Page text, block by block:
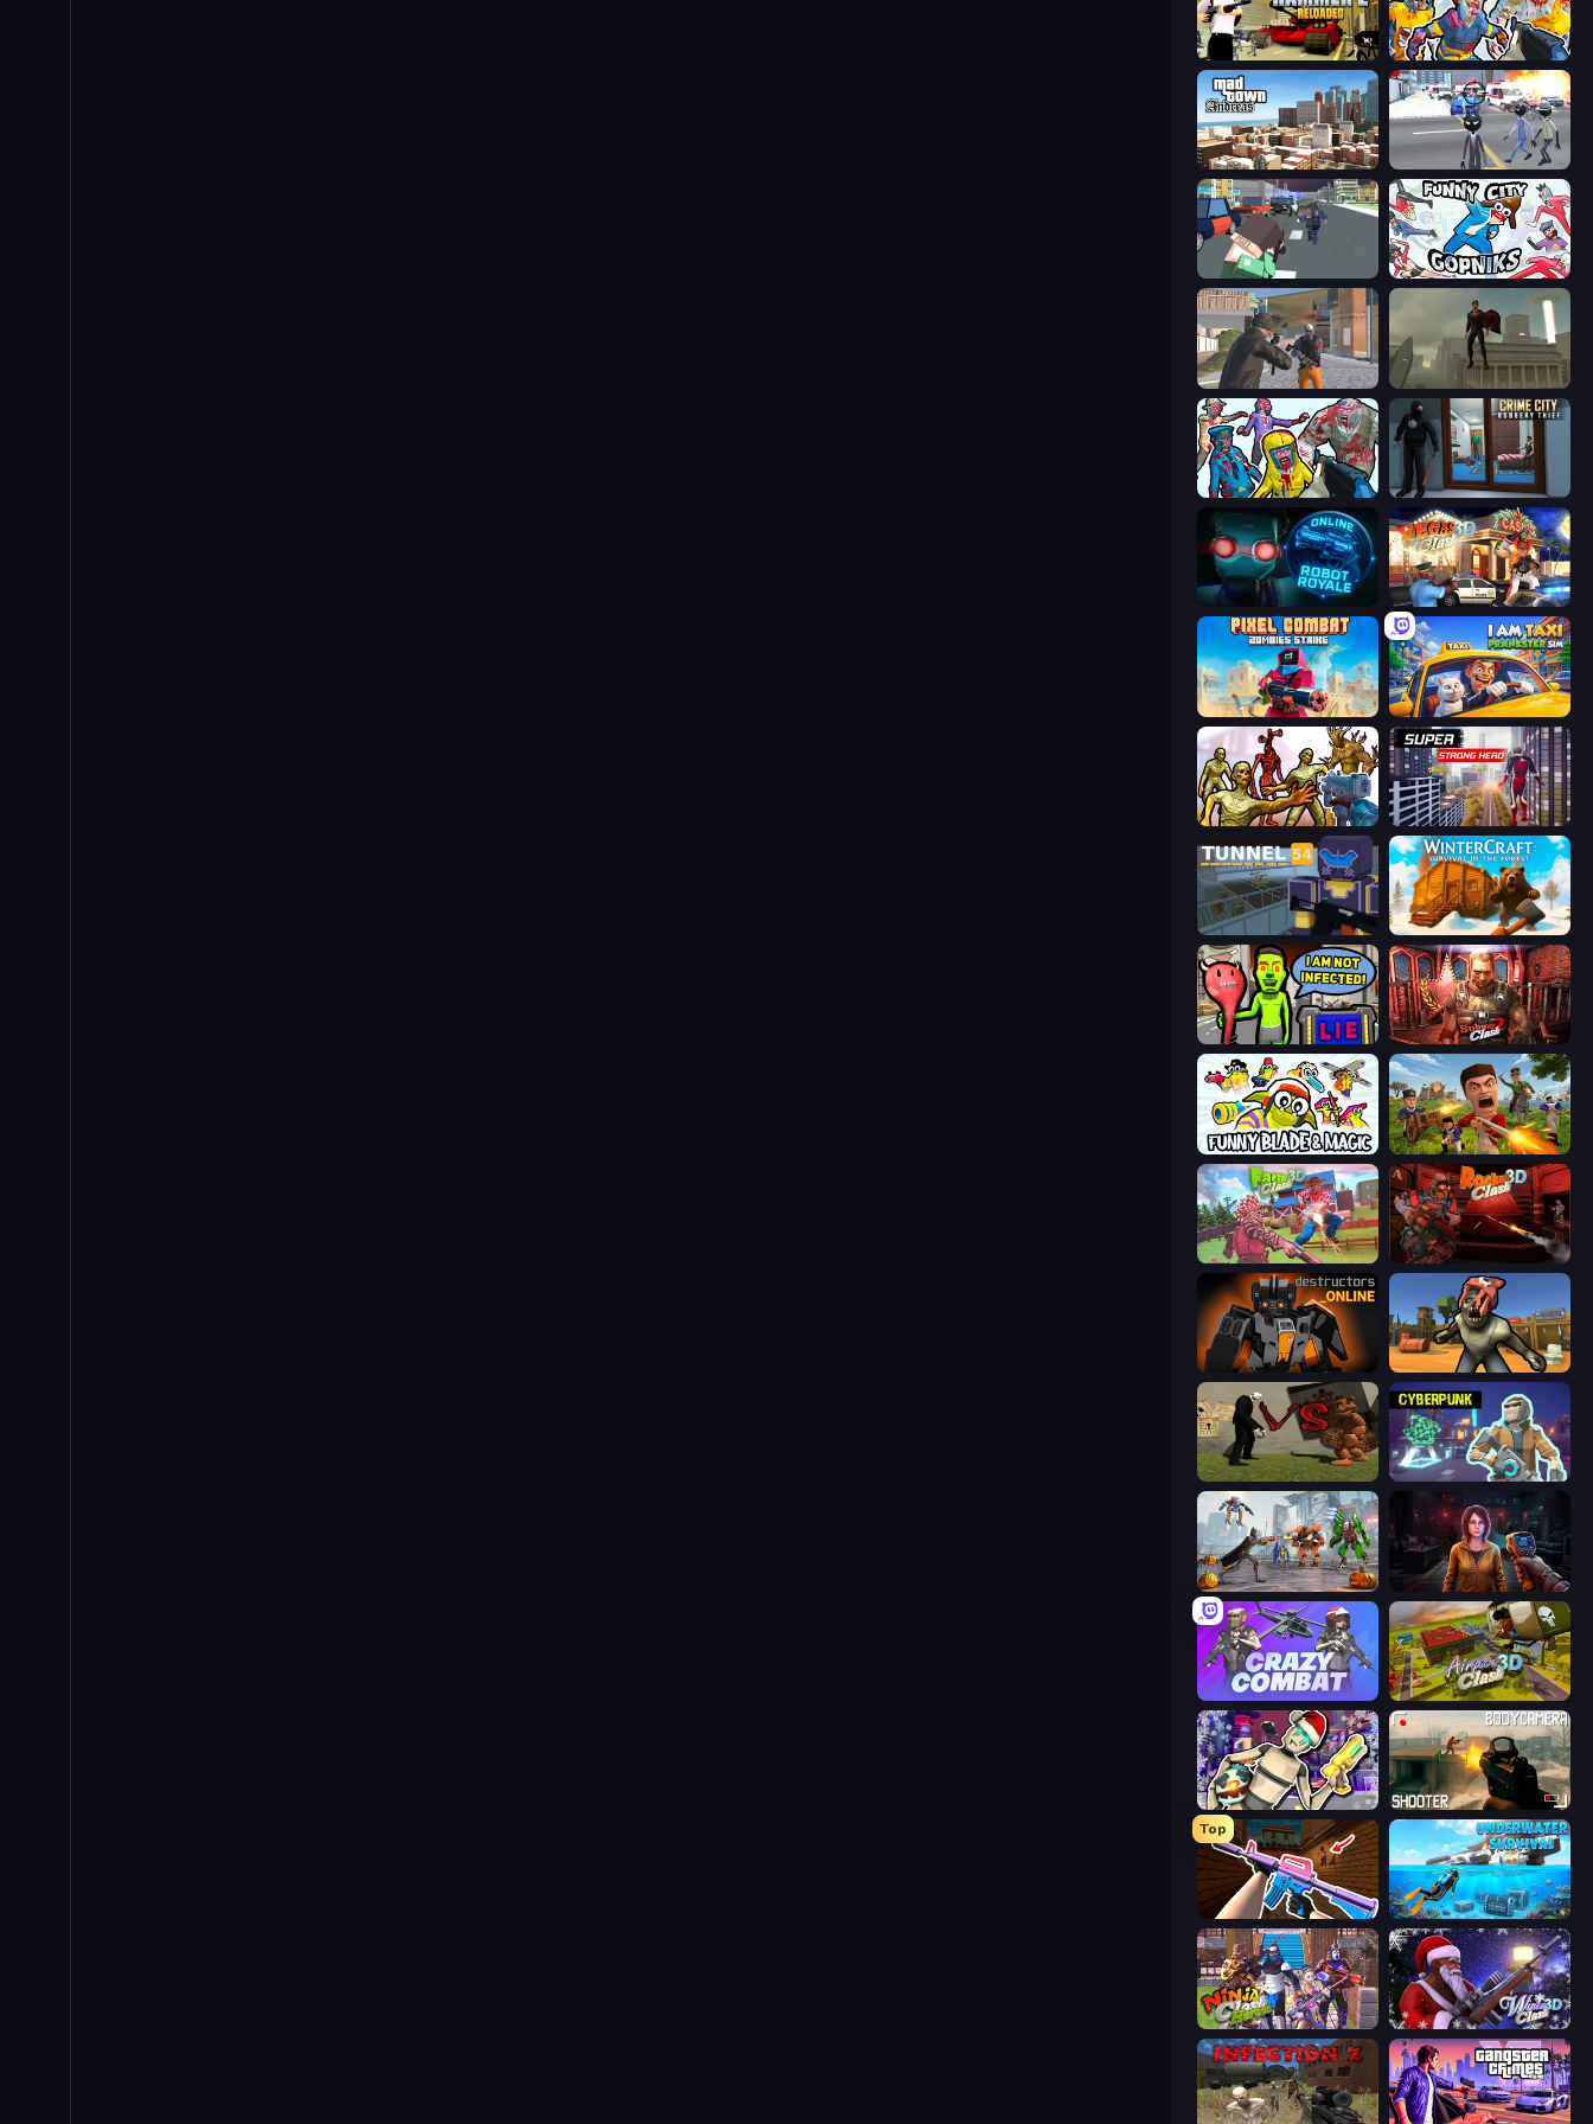
Hammer 2 Zombies Shooter: Part 2
Mad Town Andreas: Mafia Storie Amazing Crime Strange Stickman
Funny City: Gopniks
Gangsters Squad The Superman - Theme is Aliens
Zombies Shooter
Online Robot Royale Vegas Clash 3D
Pixel Combat: Zombies Strike I Am Taxi Prankster Sim
Monster Shooter Apocalypse Super Strong Hero
Tunnel 54 WinterCraft: Survival in the Forest
I Am Not Infected! Subway Clash 2
Funny Blade & Magic Redcoats.io
Farm Clash 3D Rocket Clash 3D
Destructors Online Zombie Arena
Slenderman VS Freddy The Fazbear Cyberpunk: Resistance
Flying Bat Robot Car Transform Game Survival Zone Zombie Outbreak
Crazy Combat Airport Clash 3D
Cyberpunk: Corporation BodyCamera Shooter
Top
KS Z Underwater Survival: Deep Dive
Ninja Clash Heroes Winter Clash 3D